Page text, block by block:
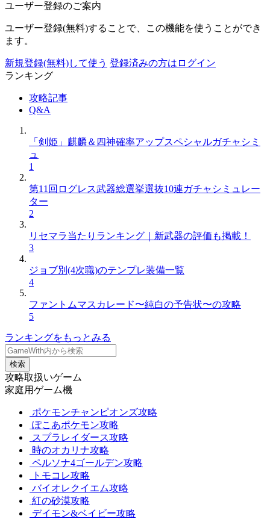
ユーザー登録のご案内
ユーザー登録(無料)することで、この機能を使うことができ
ます。
新規登録(無料)して使う 登録済みの方はログイン
ランキング
攻略記事
Q&A
「剣姫」麒麟＆四神確率アップスペシャルガチャシミ
ュ
1
第11回ログレス武器総選挙選抜10連ガチャシミュレー
ター
2
リセマラ当たりランキング｜新武器の評価も掲載！
3
ジョブ別(4次職)のテンプレ装備一覧
4
ファントムマスカレード〜純白の予告状〜の攻略
5
ランキングをもっとみる
検索
攻略取扱いゲーム
家庭用ゲーム機
ポケモンチャンピオンズ攻略
ぽこあポケモン攻略
スプラレイダース攻略
時のオカリナ攻略
ペルソナ4ゴールデン攻略
トモコレ攻略
バイオレクイエム攻略
紅の砂漠攻略
デイモン&ベイビー攻略